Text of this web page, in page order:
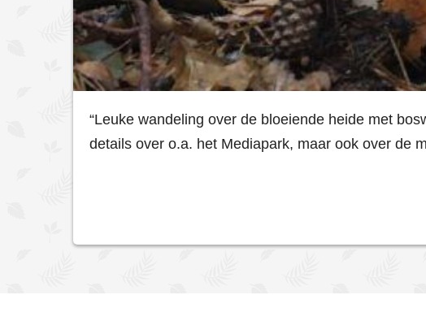
“Leuke wandeling over de bloeiende heide met
details over o.a. het Mediapark, maar ook over de